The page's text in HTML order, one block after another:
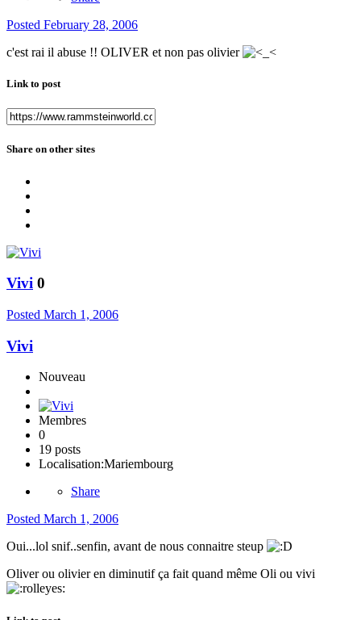
Posted February 28, 2006
c'est rai il abuse !! OLIVER et non pas olivier
Link to post
Share on other sites
Vivi 0
Posted March 1, 2006
Vivi
Nouveau
Membres
0
19 posts
Localisation:Mariembourg
Share
Posted March 1, 2006
Oui...lol snif..senfin, avant de nous connaitre steup
Oliver ou olivier en diminutif ça fait quand même Oli ou vivi